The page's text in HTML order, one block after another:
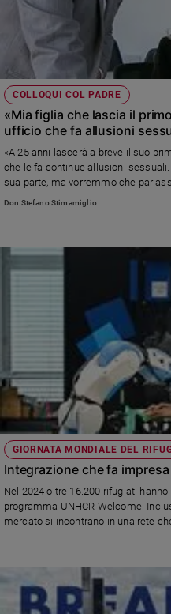
COLLOQUI COL PADRE
«Mia figlia che lascia il
ufficio che fa allusioni
«A 25 anni lascerà a breve il suo
che le fa continue allusioni
sua parte, ma vorremmo che
licenziarsi...» Leggi la risposta di
Don Stefano Stimamiglio
GIORNATA MONDIALE DEL
Integrazione che fa impresa
Nel 2024 oltre 16.200 rifugiati hanno
programma UNHCR Welcome.
mercato si incontrano in una rete